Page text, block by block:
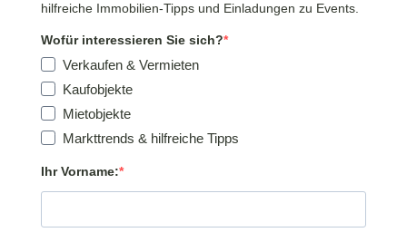
hilfreiche Immobilien-Tipps und Einladungen zu Events.
Wofür interessieren Sie sich?
Verkaufen & Vermieten
Kaufobjekte
Mietobjekte
Markttrends & hilfreiche Tipps
Ihr Vorname: